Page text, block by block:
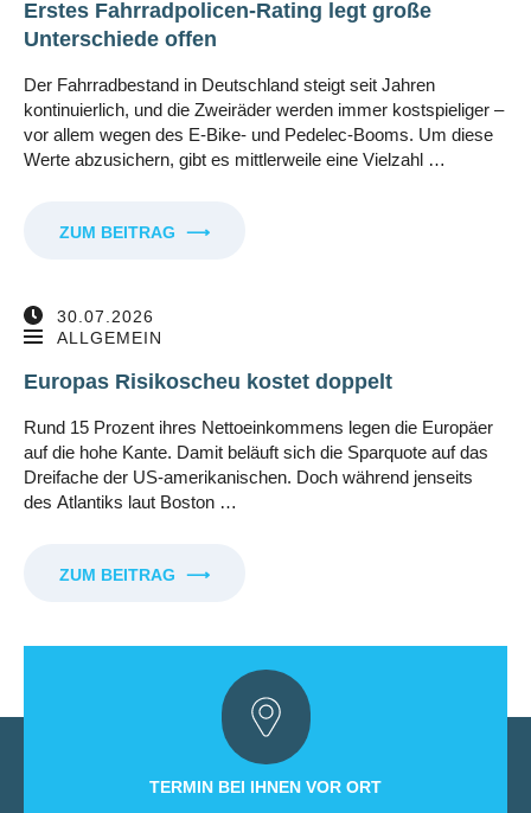
Erstes Fahrradpolicen-Rating legt große
Unterschiede offen
Der Fahrradbestand in Deutschland steigt seit Jahren
kontinuierlich, und die Zweiräder werden immer kostspieliger –
vor allem wegen des E-Bike- und Pedelec-Booms. Um diese
Werte abzusichern, gibt es mittlerweile eine Vielzahl …
ZUM BEITRAG ⟶
30.07.2026
ALLGEMEIN
Europas Risikoscheu kostet doppelt
Rund 15 Prozent ihres Nettoeinkommens legen die Europäer
auf die hohe Kante. Damit beläuft sich die Sparquote auf das
Dreifache der US-amerikanischen. Doch während jenseits
des Atlantiks laut Boston …
ZUM BEITRAG ⟶
TERMIN BEI IHNEN VOR ORT